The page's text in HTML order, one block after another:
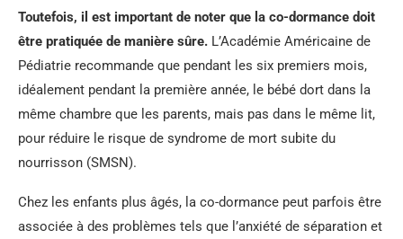
Toutefois, il est important de noter que la co-dormance doit
être pratiquée de manière sûre. L’Académie Américaine de
Pédiatrie recommande que pendant les six premiers mois,
idéalement pendant la première année, le bébé dort dans la
même chambre que les parents, mais pas dans le même lit,
pour réduire le risque de syndrome de mort subite du
nourrisson (SMSN).
Chez les enfants plus âgés, la co-dormance peut parfois être
associée à des problèmes tels que l’anxiété de séparation et